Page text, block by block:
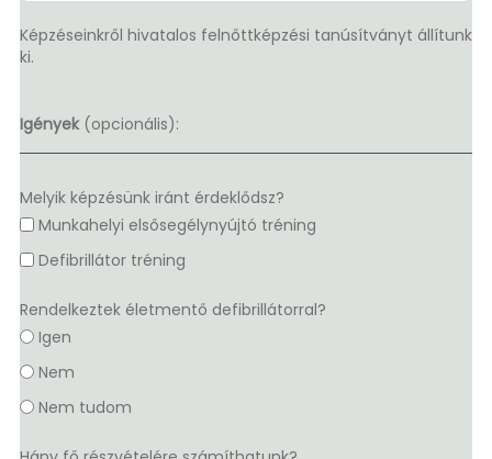
Képzéseinkről hivatalos felnőttképzési tanúsítványt állítunk
ki.
Igények(opcionális):
Melyik képzésünk iránt érdeklődsz?
Munkahelyi elsősegélynyújtó tréning
Defibrillátor tréning
Rendelkeztek életmentő defibrillátorral?
Igen
Nem
Nem tudom